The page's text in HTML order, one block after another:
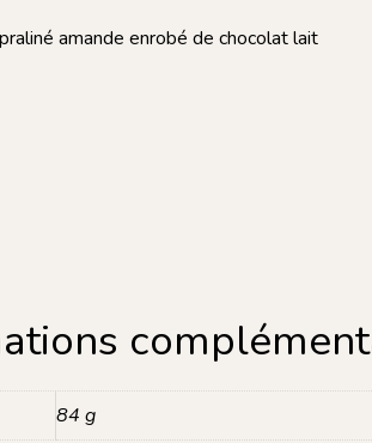
amande enrobé de chocolat lait
84 g